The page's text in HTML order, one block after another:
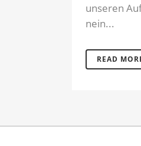
unseren
nein...
READ